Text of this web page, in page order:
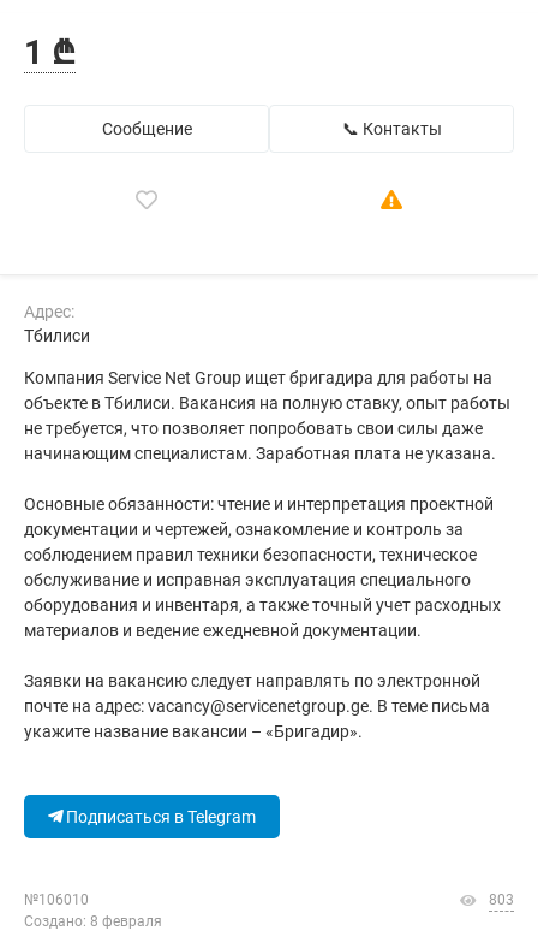
1 ₾
Сообщение 📞 Контакты
Адрес:
Тбилиси
Компания Service Net Group ищет бригадира для работы на
объекте в Тбилиси. Вакансия на полную ставку, опыт работы
не требуется, что позволяет попробовать свои силы даже
начинающим специалистам. Заработная плата не указана.
Основные обязанности: чтение и интерпретация проектной
документации и чертежей, ознакомление и контроль за
соблюдением правил техники безопасности, техническое
обслуживание и исправная эксплуатация специального
оборудования и инвентаря, а также точный учет расходных
материалов и ведение ежедневной документации.
Заявки на вакансию следует направлять по электронной
почте на адрес: vacancy@servicenetgroup.ge. В теме письма
укажите название вакансии – «Бригадир».
Подписаться в Telegram
№106010
Создано: 8 февраля
803